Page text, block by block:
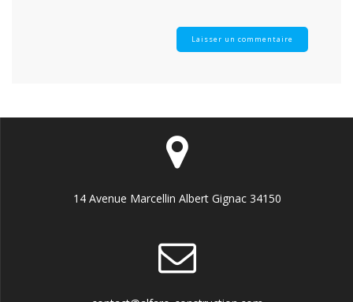
14 Avenue Marcellin Albert Gignac 34150